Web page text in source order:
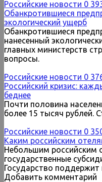
Российские новости 0
Обанкротившиеся
экологический ущерб
Обанкротившиеся
нанесенный
главных министерств
вопросы.
Российские новости 0
Российский кризис:
беднее
Почти половина
более 15 тысяч рублей.
Российские новости 0
Каким российским
Небольшим российским
государственные
Государство поддержит
Добавить комментарий